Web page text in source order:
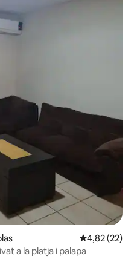
4,82 de
4,82 (22)
a la platja i palapa